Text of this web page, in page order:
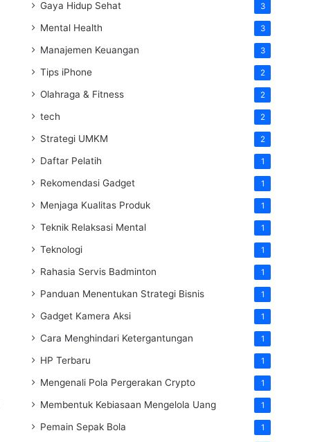
Gaya Hidup Sehat 3
Mental Health 3
Manajemen Keuangan 3
Tips iPhone 2
Olahraga & Fitness 2
tech 2
Strategi UMKM 2
Daftar Pelatih 1
Rekomendasi Gadget 1
Menjaga Kualitas Produk 1
Teknik Relaksasi Mental 1
Teknologi 1
Rahasia Servis Badminton 1
Panduan Menentukan Strategi Bisnis 1
Gadget Kamera Aksi 1
Cara Menghindari Ketergantungan 1
HP Terbaru 1
Mengenali Pola Pergerakan Crypto 1
Membentuk Kebiasaan Mengelola Uang 1
Pemain Sepak Bola 1